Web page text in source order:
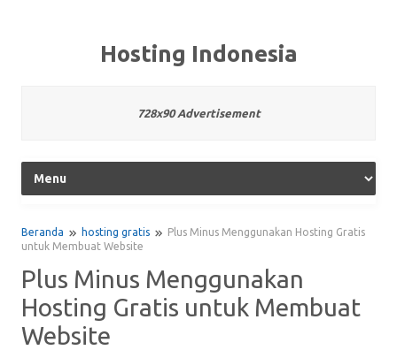
Hosting Indonesia
728x90 Advertisement
Beranda hosting gratis
Plus Minus Menggunakan Hosting Gratis
untuk Membuat Website
Plus Minus Menggunakan
Hosting Gratis untuk Membuat
Website